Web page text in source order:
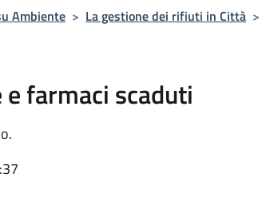
Ambiente > La gestione dei rifiuti in Città >
farmaci scaduti